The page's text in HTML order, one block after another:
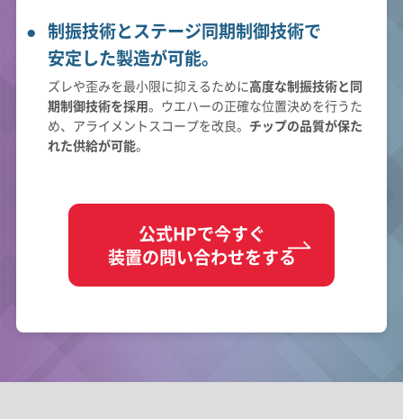
制振技術とステージ同期制御技術で
安定した製造が可能。
ズレや歪みを最小限に抑えるために高度な制振技術と同
期制御技術を採用。ウエハーの正確な位置決めを行うた
め、アライメントスコープを改良。 チップの品質が保た
れた供給が可能。
公式HPで今すぐ
装置の問い合わせをする